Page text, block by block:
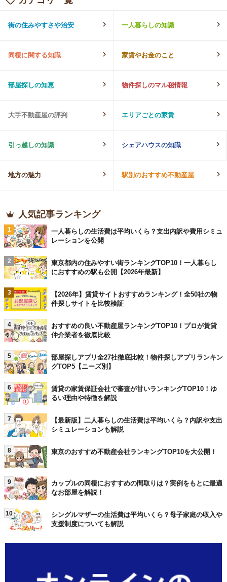
街の住みやすさや治安 一人暮らしの知識
同棲に関する知識 家賃やお金のこと
部屋探しの知恵 物件探しのマル秘情報
大手不動産屋の評判 エリアごとの家賃
引っ越しの知識 シェアハウスの知識
地方の魅力 駅別のおすすめ不動産屋
人気記事ランキング
1
一人暮らしの生活費は平均いくら？支出内訳や費用シミュ
レーションを公開
2
東京都内の住みやすい街ランキングTOP10！一人暮らし
におすすめの駅も公開【2026年最新】
3
【2026年】賃貸サイトおすすめランキング！全50社の物
件探しサイトを比較検証
4
おすすめの良い不動産屋ランキングTOP10！プロが賃貸
仲介業者を徹底比較
5
部屋探しアプリ全27社徹底比較！物件探しアプリランキン
グTOP5【ニーズ別】
6
賃貸の家賃保証会社で審査が甘いランキングTOP10！ゆ
るい理由や特徴を解説
7
【最新版】二人暮らしの生活費は平均いくら？内訳や支出
シミュレーションも解説
8 東京のおすすめ不動産会社ランキングTOP10を大公開！
9
カップルの同棲におすすめの間取りは？実例をもとに最適
なお部屋を解説！
10
シングルマザーの生活費は平均いくら？母子家庭の収入や
支援制度についても解説